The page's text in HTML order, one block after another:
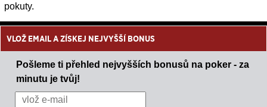
pokuty.
VLOŽ EMAIL A ZÍSKEJ NEJVYŠŠÍ BONUS
Pošleme ti přehled nejvyšších bonusů na poker - za
minutu je tvůj!